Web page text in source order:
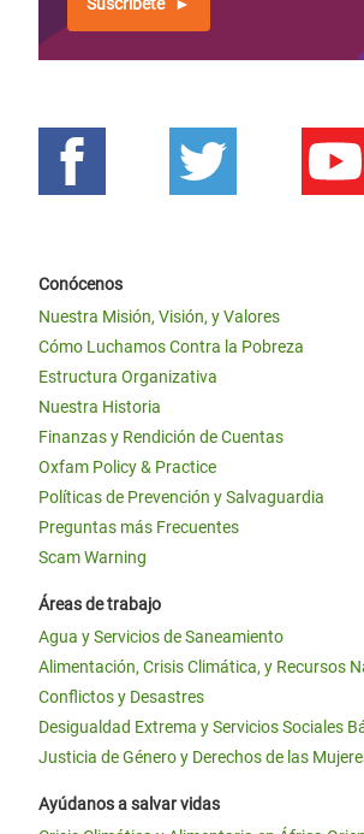
Conócenos
Nuestra Misión, Visión, y Valores
Cómo Luchamos Contra la Pobreza
Estructura Organizativa
Nuestra Historia
Finanzas y Rendición de Cuentas
Oxfam Policy & Practice
Políticas de Prevención y Salvaguardia
Preguntas más Frecuentes
Scam Warning
Áreas de trabajo
Agua y Servicios de Saneamiento
Alimentación, Crisis Climática, y Recursos
Conflictos y Desastres
Desigualdad Extrema y Servicios Sociales
Justicia de Género y Derechos de las
Ayúdanos a salvar vidas